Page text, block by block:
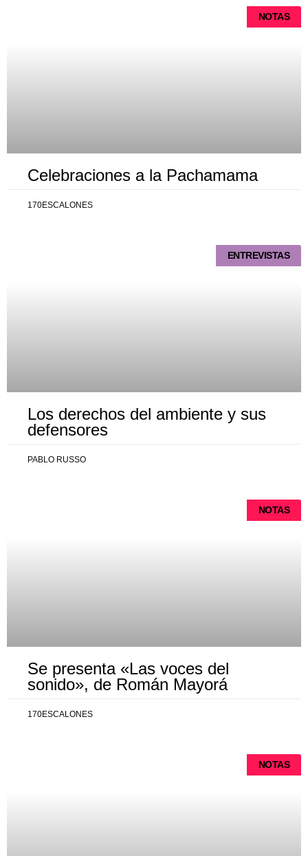
NOTAS
Celebraciones a la Pachamama
170ESCALONES
ENTREVISTAS
Los derechos del ambiente y sus
defensores
PABLO RUSSO
NOTAS
Se presenta «Las voces del
sonido», de Román Mayorá
170ESCALONES
NOTAS